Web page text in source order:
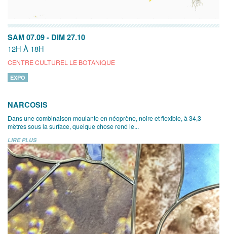
SAM 07.09 - DIM 27.10
12H À 18H
CENTRE CULTUREL LE BOTANIQUE
EXPO
NARCOSIS
Dans une combinaison moulante en néoprène, noire et flexible, à 34,3
mètres sous la surface, quelque chose rend le...
LIRE PLUS